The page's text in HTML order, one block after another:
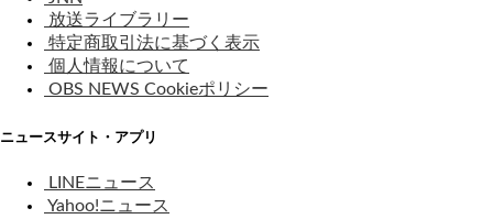
放送ライブラリー
特定商取引法に基づく表示
個人情報について
OBS NEWS Cookieポリシー
ニュースサイト・アプリ
LINEニュース
Yahoo!ニュース